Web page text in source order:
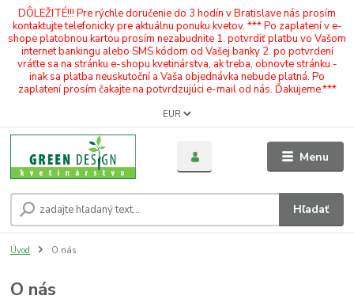
DÔLEŽITÉ!!! Pre rýchle doručenie do 3 hodín v Bratislave nás prosím
kontaktujte telefonicky pre aktuálnu ponuku kvetov. *** Po zaplatení v e-
shope platobnou kartou prosím nezabudnite 1. potvrdiť platbu vo Vašom
internet bankingu alebo SMS kódom od Vašej banky 2. po potvrdení
vráťte sa na stránku e-shopu kvetinárstva, ak treba, obnovte stránku -
inak sa platba neuskutoční a Vaša objednávka nebude platná. Po
zaplatení prosím čakajte na potvrdzujúci e-mail od nás. Ďakujeme.***
Menu
EUR
Hľadať
Úvod O nás
O nás